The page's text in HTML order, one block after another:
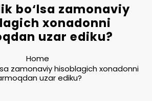
bo‘lsa zamonaviy
xonadonni
uzar ediku?
Home
zamonaviy hisoblagich xonadonni
uzar ediku?